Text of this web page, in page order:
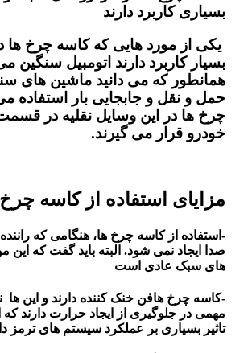
بسیاری کاربرد دارند
یکی از مورد هایی که کاسه چرخ ها
بسیار کاربرد دارند اتومبیل سنگین
همانطور که می دانید ماشین های
حمل و نقل و جابجایی بار استفاده
چرخ ها در این وسایل نقلیه در
خودرو قرار می گیرند.
مزایای استفاده از کاسه چرخ
-استفاده از کاسه چرخ ها، هنگامی که
صدا ایجاد نمی شود. البته باید گفت که
های سبک عادی است
-کاسه چرخ هافن خنک کننده دارند و این ها
مهمی در جلوگیری از ایجاد حرارت دارند
تاثیر بسیاری بر عملکرد سیستم های ترمز